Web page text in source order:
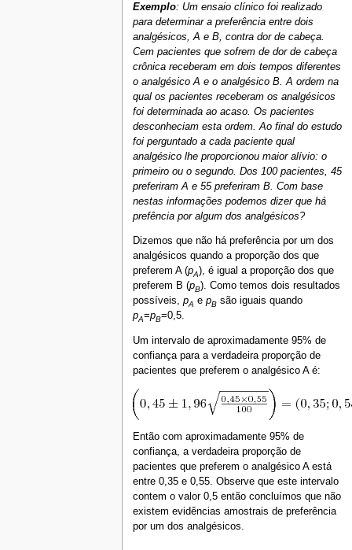
Exemplo: Um ensaio clínico foi realizado
para determinar a preferência entre dois
analgésicos, A e B, contra dor de cabeça.
Cem pacientes que sofrem de dor de cabeça
crônica receberam em dois tempos diferentes
o analgésico A e o analgésico B. A ordem na
qual os pacientes receberam os analgésicos
foi determinada ao acaso. Os pacientes
desconheciam esta ordem. Ao final do estudo
foi perguntado a cada paciente qual
analgésico lhe proporcionou maior alívio: o
primeiro ou o segundo. Dos 100 pacientes, 45
preferiram A e 55 preferiram B. Com base
nestas informações podemos dizer que há
prefência por algum dos analgésicos?
Dizemos que não há preferência por um dos
analgésicos quando a proporção dos que
preferem A (pA), é igual a proporção dos que
preferem B (pB). Como temos dois resultados
possíveis, pA e pBsão iguais quando
pA=pB=0,5.
Um intervalo de aproximadamente 95% de
confiança para a verdadeira proporção de
pacientes que preferem o analgésico A é:
Então com aproximadamente 95% de
confiança, a verdadeira proporção de
pacientes que preferem o analgésico A está
entre 0,35 e 0,55. Observe que este intervalo
contem o valor 0,5 então concluímos que não
existem evidências amostrais de preferência
por um dos analgésicos.